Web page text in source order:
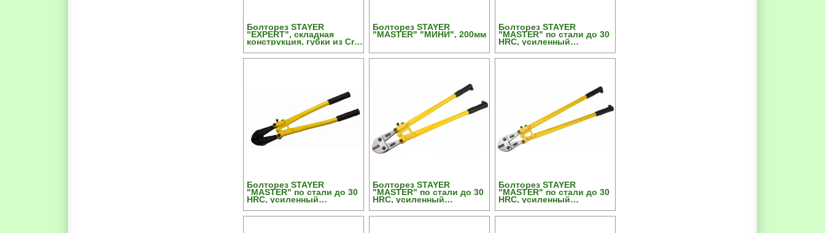
Болторез STAYER
"EXPERT", складная
конструкция, губки из Cr-
рукоятка, сталь HRC 42 до
Болторез STAYER
"MASTER" "МИНИ", 200мм
Болторез STAYER
"MASTER" по стали до 30
HRC, усиленный
Болторез STAYER
"MASTER" по стали до 30
HRC, усиленный
Болторез STAYER
"MASTER" по стали до 30
HRC, усиленный
Болторез STAYER
"MASTER" по стали до 30
HRC, усиленный